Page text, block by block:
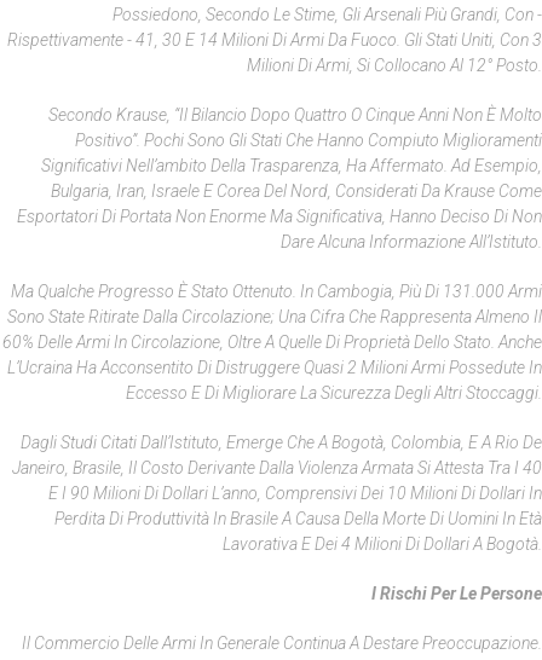
Possiedono, Secondo Le Stime, Gli Arsenali Più Grandi, Con -
Rispettivamente - 41, 30 E 14 Milioni Di Armi Da Fuoco. Gli Stati Uniti, Con 3
Milioni Di Armi, Si Collocano Al 12° Posto.
Secondo Krause, “il Bilancio Dopo Quattro O Cinque Anni Non È Molto
Positivo”. Pochi Sono Gli Stati Che Hanno Compiuto Miglioramenti
Significativi Nell’ambito Della Trasparenza, Ha Affermato. Ad Esempio,
Bulgaria, Iran, Israele E Corea Del Nord, Considerati Da Krause Come
Esportatori Di Portata Non Enorme Ma Significativa, Hanno Deciso Di Non
Dare Alcuna Informazione All’Istituto.
Ma Qualche Progresso È Stato Ottenuto. In Cambogia, Più Di 131.000 Armi
Sono State Ritirate Dalla Circolazione; Una Cifra Che Rappresenta Almeno Il
60% Delle Armi In Circolazione, Oltre A Quelle Di Proprietà Dello Stato. Anche
L’Ucraina Ha Acconsentito Di Distruggere Quasi 2 Milioni Armi Possedute In
Eccesso E Di Migliorare La Sicurezza Degli Altri Stoccaggi.
Dagli Studi Citati Dall’Istituto, Emerge Che A Bogotà, Colombia, E A Rio De
Janeiro, Brasile, Il Costo Derivante Dalla Violenza Armata Si Attesta Tra I 40
E I 90 Milioni Di Dollari L’anno, Comprensivi Dei 10 Milioni Di Dollari In
Perdita Di Produttività In Brasile A Causa Della Morte Di Uomini In Età
Lavorativa E Dei 4 Milioni Di Dollari A Bogotà.
I Rischi Per Le Persone
Il Commercio Delle Armi In Generale Continua A Destare Preoccupazione.